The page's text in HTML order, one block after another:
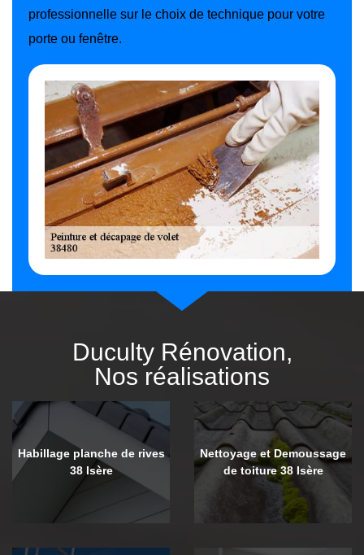
professionnelle sur le choix de technique pour votre
porte ou fenêtre.
Duculty Rénovation,
Nos réalisations
Habillage planche de rives
38 Isère
Nettoyage et Demoussage
de toiture 38 Isère